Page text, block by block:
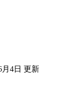
月4日 更新